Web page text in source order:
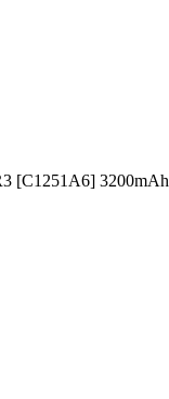
[C1251A6] 3200mAh